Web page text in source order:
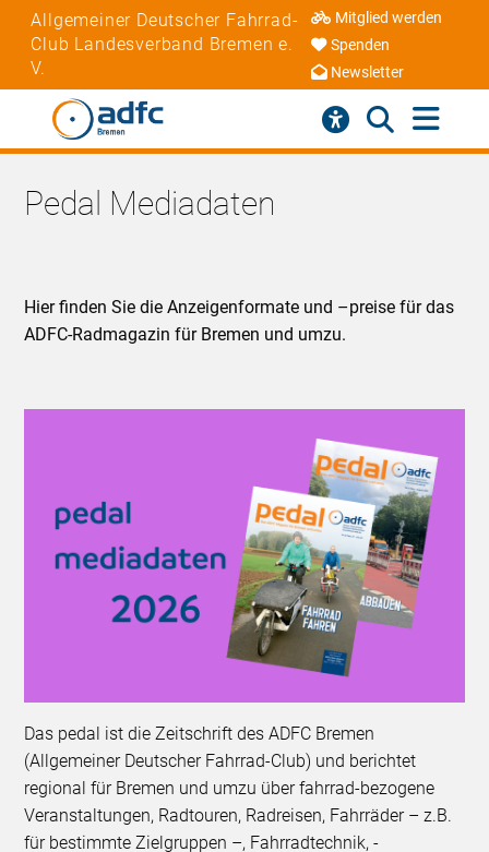
Allgemeiner Deutscher Fahrrad-
Club Landesverband Bremen e.
V.
Mitglied werden
Spenden
Newsletter
Pedal Mediadaten
Hier finden Sie die Anzeigenformate und –preise für das
ADFC-Radmagazin für Bremen und umzu.
Das pedal ist die Zeitschrift des ADFC Bremen
(Allgemeiner Deutscher Fahrrad-Club) und berichtet
regional für Bremen und umzu über fahrrad-bezogene
Veranstaltungen, Rad­touren, Radreisen, Fahrräder – z.B.
für bestimmte Ziel­gruppen –, Fahrradtechnik, -